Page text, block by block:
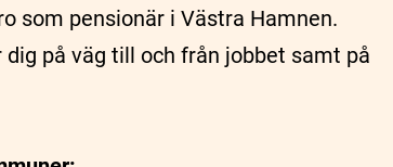
som pensionär i Västra Hamnen.
på väg till och från jobbet samt på